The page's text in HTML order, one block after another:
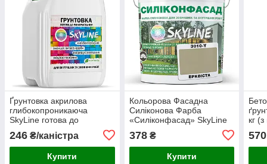
Ґрунтовка акрилова
глибокопроникаюча
SkyLine готова до
246 ₴/каністра
Купити
Кольорова Фасадна
Силіконова Фарба
«Силіконфасад» SkyLine
378₴
Купити
кг
570